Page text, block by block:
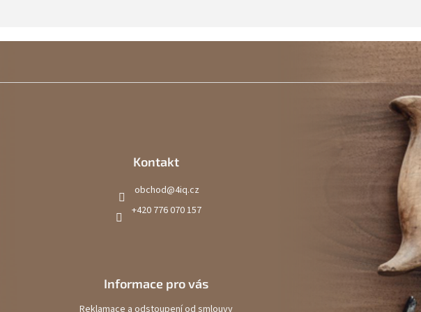
Kontakt
obchod@4iq.cz
+420 776 070 157
Informace pro vás
Reklamace a odstoupení od smlouvy